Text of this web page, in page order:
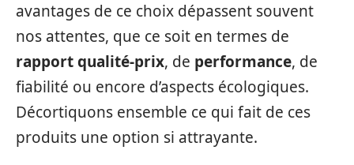
avantages de ce choix dépassent souvent
nos attentes, que ce soit en termes de
rapport qualité-prix, de performance, de
fiabilité ou encore d’aspects écologiques.
Décortiquons ensemble ce qui fait de ces
produits une option si attrayante.